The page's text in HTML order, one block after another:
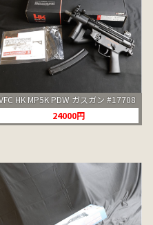
HK MP5K PDW ガスガン #17708
24000円